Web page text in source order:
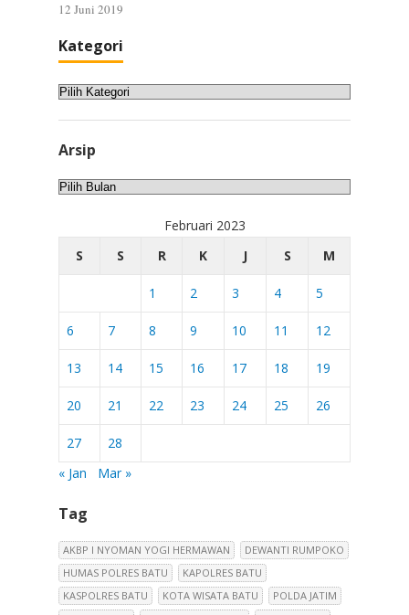
12 Juni 2019
Kategori
Kategori
Arsip
Arsip
Februari 2023
S
S R K J S M
1 2 3 4 5
6 7 8 9 10 11 12
13 14 15 16 17 18 19
20 21 22 23 24 25 26
27
28
« Jan
Mar »
Tag
AKBP I NYOMAN YOGI HERMAWAN
DEWANTI RUMPOKO
HUMAS POLRES BATU
KAPOLRES BATU
KASPOLRES BATU
KOTA WISATA BATU
POLDA JATIM